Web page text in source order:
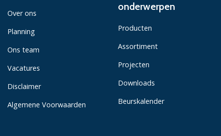
Over ons
Planning
Ons team
Vacatures
Disclaimer
Algemene Voorwaarden
onderwerpen
Producten
Assortiment
Projecten
Downloads
Beurskalender